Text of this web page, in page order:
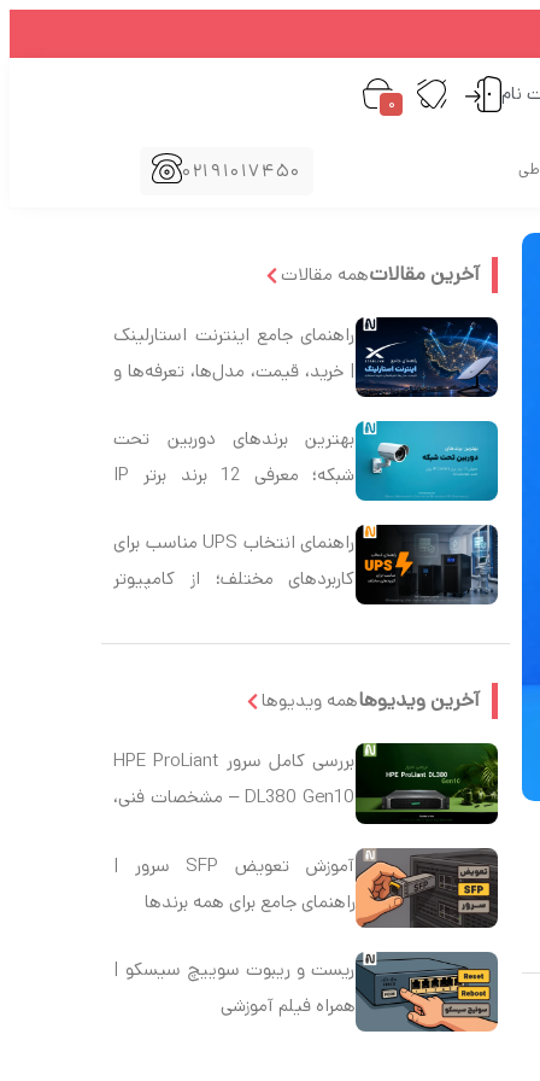
نام 0
02191017450
آخرین مقالاتهمه مقالات
راهنمای جامع اینترنت استارلینک
| خرید، قیمت، مدل‌ها، تعرفه‌ها و
بهترین برندهای دوربین تحت
شبکه؛ معرفی 12 برند برتر IP
راهنمای انتخاب UPS مناسب برای
کاربردهای مختلف؛ از کامپیوتر
تجهیزات شبکه
آخرین ویدیوهاهمه ویدیوها
بررسی کامل سرور HPE ProLiant
DL380 Gen10 – مشخصات فنی،
آموزش تعویض SFP سرور |
راهنمای جامع برای همه برندها
ریست و ریبوت سوییچ سیسکو |
همراه فیلم آموزشی